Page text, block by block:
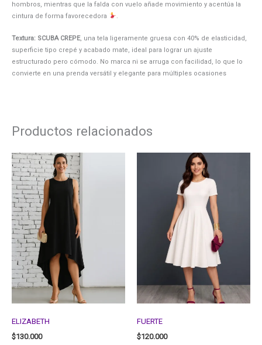
hombros, mientras que la falda con vuelo añade movimiento y acentúa la
cintura de forma favorecedora
.
Textura: SCUBA CREPE, una tela ligeramente gruesa con 40% de elasticidad,
superficie tipo crepé y acabado mate, ideal para lograr un ajuste
estructurado pero cómodo. No marca ni se arruga con facilidad, lo que lo
convierte en una prenda versátil y elegante para múltiples ocasiones
Productos relacionados
ELIZABETH
$130.000
FUERTE
$120.000